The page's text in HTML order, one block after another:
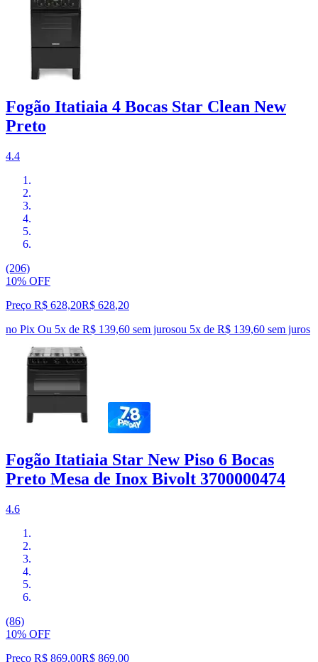
Fogão Itatiaia 4 Bocas Star Clean New
Preto
4.4
(206)
10% OFF
Preço R$ 628,20R$ 628,20
no Pix Ou 5x de R$ 139,60 sem jurosou 5x de R$ 139,60 sem juros
Fogão Itatiaia Star New Piso 6 Bocas
Preto Mesa de Inox Bivolt 3700000474
4.6
(86)
10% OFF
Preço R$ 869,00R$ 869,00